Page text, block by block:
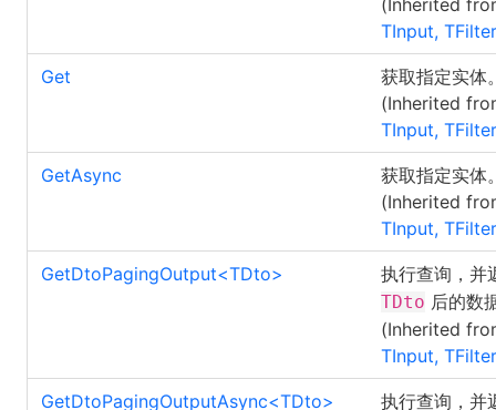
(Inherited
TInput, TFilter
Get
获取指定实体
(Inherited
TInput, TFilter
GetAsync
获取指定实体
(Inherited
TInput, TFilter
GetDtoPagingOutput<TDto> 执行查询，并
TDto 后的数
(Inherited
TInput, TFilter
GetDtoPagingOutputAsync<TDto> 执行查询，并